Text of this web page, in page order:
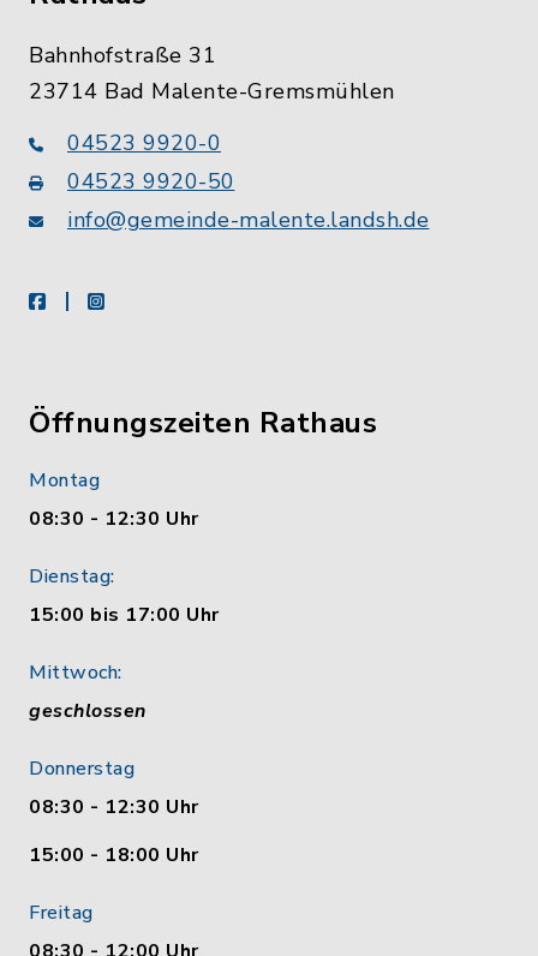
Bahnhofstraße 31
23714 Bad Malente-Gremsmühlen
04523 9920-0
04523 9920-50
info@gemeinde-malente.landsh.de
facebookinstagram
Öffnungszeiten Rathaus
Montag
08:30 - 12:30 Uhr
Dienstag:
15:00 bis 17:00 Uhr
Mittwoch:
geschlossen
Donnerstag
08:30 - 12:30 Uhr
15:00 - 18:00 Uhr
Freitag